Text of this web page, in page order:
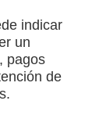
indicar
un
pagos
de